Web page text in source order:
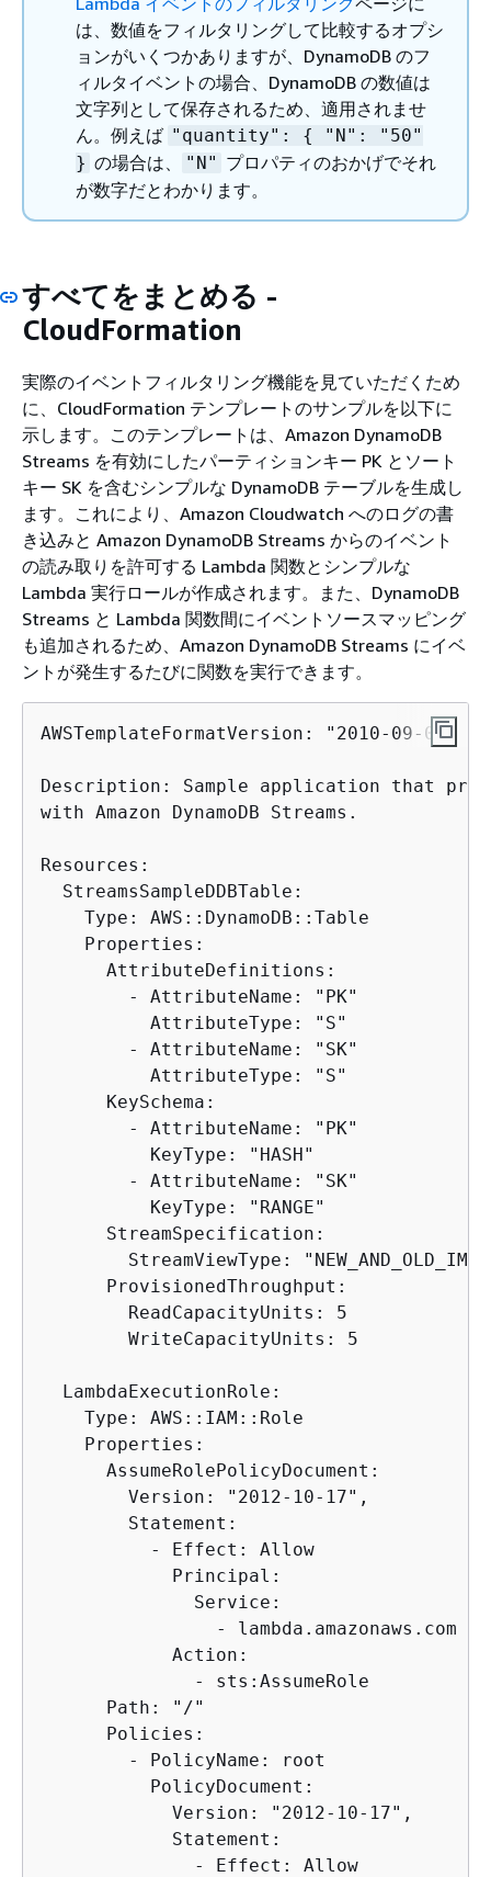
は、数値をフィルタリングして比較するオプシ
ョンがいくつかありますが、DynamoDB のフ
ィルタイベントの場合、DynamoDB の数値は
文字列として保存されるため、適用されませ
ん。例えば "quantity": {
"N": "50"
} の場合は、 "N" プロパティのおかげでそれ
が数字だとわかります。
すべてをまとめる -
CloudFormation
実際のイベントフィルタリング機能を見ていただくため
に、CloudFormation テンプレートのサンプルを以下に
示します。このテンプレートは、Amazon DynamoDB
Streams を有効にしたパーティションキー PK とソート
キー SK を含むシンプルな DynamoDB テーブルを生成し
ます。これにより、Amazon Cloudwatch へのログの書
き込みと Amazon DynamoDB Streams からのイベント
の読み取りを許可する Lambda 関数とシンプルな
Lambda 実行ロールが作成されます。また、DynamoDB
Streams と Lambda 関数間にイベントソースマッピング
も追加されるため、Amazon DynamoDB Streams にイベ
ントが発生するたびに関数を実行できます。
AWSTemplateFormatVersion: "2010-09-09"
Description: Sample application that
with Amazon DynamoDB Streams.
Resources:
  StreamsSampleDDBTable:
    Type: AWS::DynamoDB::Table
    Properties:
      AttributeDefinitions:
        - AttributeName: "PK"
          AttributeType: "S"
        - AttributeName: "SK"
          AttributeType: "S"
      KeySchema:
        - AttributeName: "PK"
          KeyType: "HASH"
        - AttributeName: "SK"
          KeyType: "RANGE"
      StreamSpecification:
StreamViewType:
      ProvisionedThroughput:
        ReadCapacityUnits: 5
        WriteCapacityUnits: 5
  LambdaExecutionRole:
    Type: AWS::IAM::Role
    Properties:
      AssumeRolePolicyDocument:
        Version: "2012-10-17",
        Statement:
          - Effect: Allow
            Principal:
              Service:
                - lambda.amazonaws.com
            Action:
              - sts:AssumeRole
      Path: "/"
      Policies:
        - PolicyName: root
          PolicyDocument:
            Version: "2012-10-17",
            Statement:
              - Effect: Allow